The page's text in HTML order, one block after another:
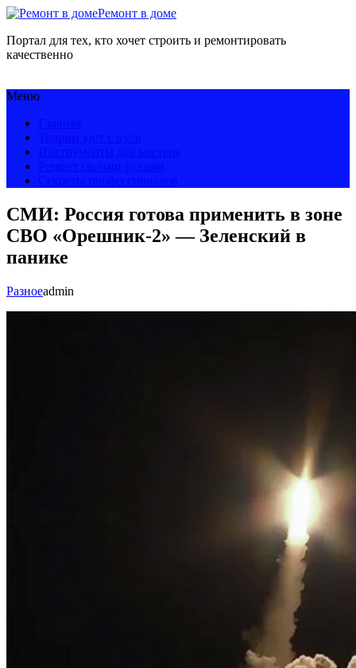
Ремонт в доме
Портал для тех, кто хочет строить и ремонтировать
качественно
Меню
СМИ: Россия готова применить в зоне
СВО «Орешник-2» — Зеленский в
панике
Разноеadmin